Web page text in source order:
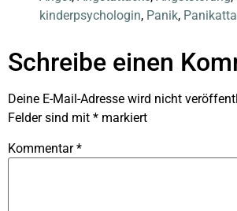
kinderpsychologin, Panik,
Schreibe einen
Deine E-Mail-Adresse wird nicht
Felder sind mit * markiert
Kommentar*